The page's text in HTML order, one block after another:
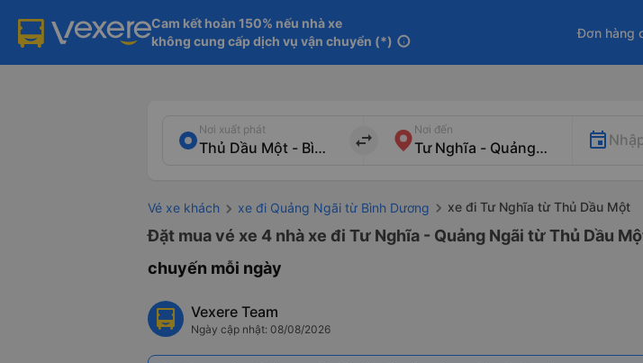
Cam kết hoàn 150% nếu nhà xe
không cung cấp dịch vụ vận chuyển (*) info
Đơn hàng
Nơi xuất phát
import_export
Nơi đến
Vé xe khách xe đi Quảng Ngãi từ Bình Dương xe đi Tư Nghĩa từ Thủ Dầu Một
Đặt mua vé xe 4 nhà xe đi Tư Nghĩa - Quảng Ngãi từ Thủ Dầu
chuyến mỗi ngày
Vexere Team
Ngày cập nhật: 08/08/2026